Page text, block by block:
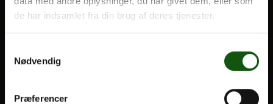
de har indsamlet fra din brug af deres tjenester.
Nødvendig
Præferencer
HF